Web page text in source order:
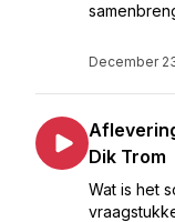
December
Dik Trom
Wat is het